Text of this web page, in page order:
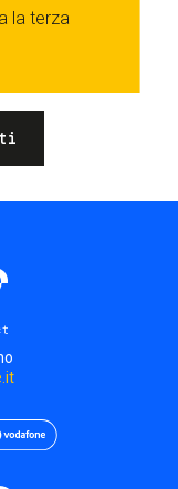
la terza